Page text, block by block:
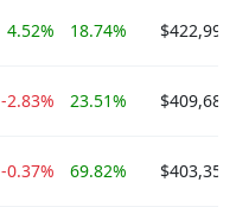
4.52% 18.74%
-2.83% 23.51%
-0.37% 69.82%